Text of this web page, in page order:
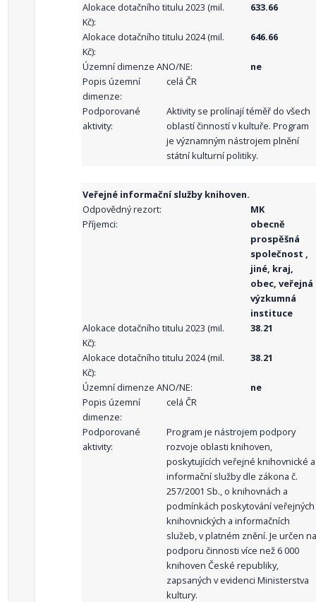
Alokace dotačního titulu 2023 (mil.
Kč):
633.66
Alokace dotačního titulu 2024 (mil.
Kč):
646.66
Územní dimenze ANO/NE:
ne
Popis územní
dimenze:
celá ČR
Podporované
aktivity:
Aktivity se prolínají téměř do všech
oblastí činností v kultuře. Program
je významným nástrojem plnění
státní kulturní politiky.
Veřejné informační služby knihoven.
Odpovědný rezort:
MK
Příjemci:
obecně
prospěšná
společnost ,
jiné, kraj,
obec, veřejná
výzkumná
instituce
Alokace dotačního titulu 2023 (mil.
Kč):
38.21
Alokace dotačního titulu 2024 (mil.
Kč):
38.21
Územní dimenze ANO/NE:
ne
Popis územní
dimenze:
celá ČR
Podporované
aktivity:
Program je nástrojem podpory
rozvoje oblasti knihoven,
poskytujících veřejné knihovnické a
informační služby dle zákona č.
257/2001 Sb., o knihovnách a
podmínkách poskytování veřejných
knihovnických a informačních
služeb, v platném znění. Je určen na
podporu činnosti více než 6 000
knihoven České republiky,
zapsaných v evidenci Ministerstva
kultury.